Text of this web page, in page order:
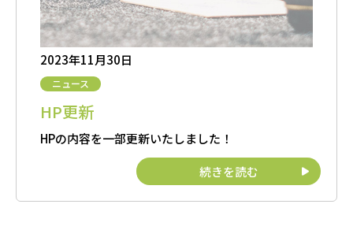
2023年11月30日
ニュース
HP更新
HPの内容を一部更新いたしました！
続きを読む